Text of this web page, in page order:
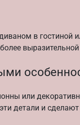
в гостиной
или
детали и сделают